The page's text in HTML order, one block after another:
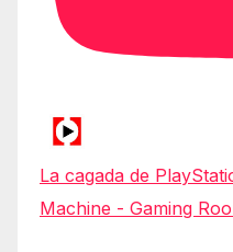
La cagada de
Machine - Gaming